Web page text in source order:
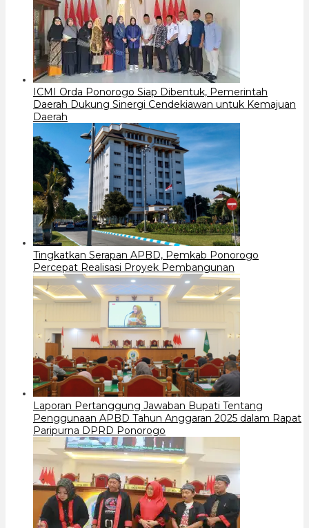
ICMI Orda Ponorogo Siap Dibentuk, Pemerintah
Daerah Dukung Sinergi Cendekiawan untuk Kemajuan
Daerah
Tingkatkan Serapan APBD, Pemkab Ponorogo
Percepat Realisasi Proyek Pembangunan
Laporan Pertanggung Jawaban Bupati Tentang
Penggunaan APBD Tahun Anggaran 2025 dalam Rapat
Paripurna DPRD Ponorogo